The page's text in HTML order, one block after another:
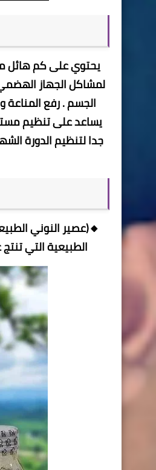
يحتوي على كم هائل
لمشاكل الجهاز
الجسم . رفع
يساعد على تنظيم
جدا لتنظيم الدورة
🔸(عصير النوني
الطبيعية التي